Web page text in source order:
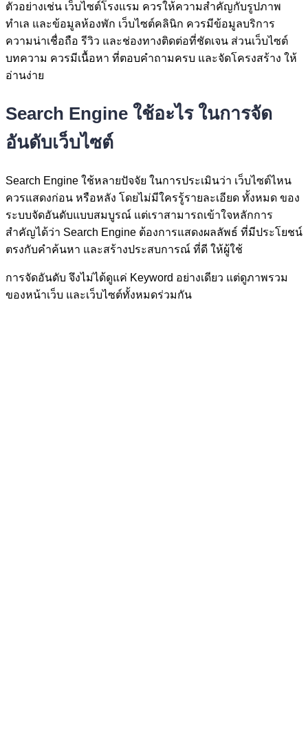
ตัวอย่างเช่น เว็บไซต์โรงแรม ควรให้ความสำคัญกับรูปภาพ
ทำเล และข้อมูลห้องพัก เว็บไซต์คลินิก ควรมีข้อมูลบริการ
ความน่าเชื่อถือ รีวิว และช่องทางติดต่อที่ชัดเจน ส่วนเว็บไซต์
บทความ ควรมีเนื้อหา ที่ตอบคำถามครบ และจัดโครงสร้าง ให้
อ่านง่าย
Search Engine ใช้อะไร ในการจัด
อันดับเว็บไซต์
Search Engine ใช้หลายปัจจัย ในการประเมินว่า เว็บไซต์ไหน
ควรแสดงก่อน หรือหลัง โดยไม่มีใครรู้รายละเอียด ทั้งหมด ของ
ระบบจัดอันดับแบบสมบูรณ์ แต่เราสามารถเข้าใจหลักการ
สำคัญได้ว่า Search Engine ต้องการแสดงผลลัพธ์ ที่มีประโยชน์
ตรงกับคำค้นหา และสร้างประสบการณ์ ที่ดี ให้ผู้ใช้
การจัดอันดับ จึงไม่ได้ดูแค่ Keyword อย่างเดียว แต่ดูภาพรวม
ของหน้าเว็บ และเว็บไซต์ทั้งหมดร่วมกัน